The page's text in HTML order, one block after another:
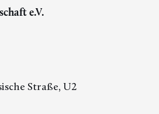
e.V.
Straße, U2